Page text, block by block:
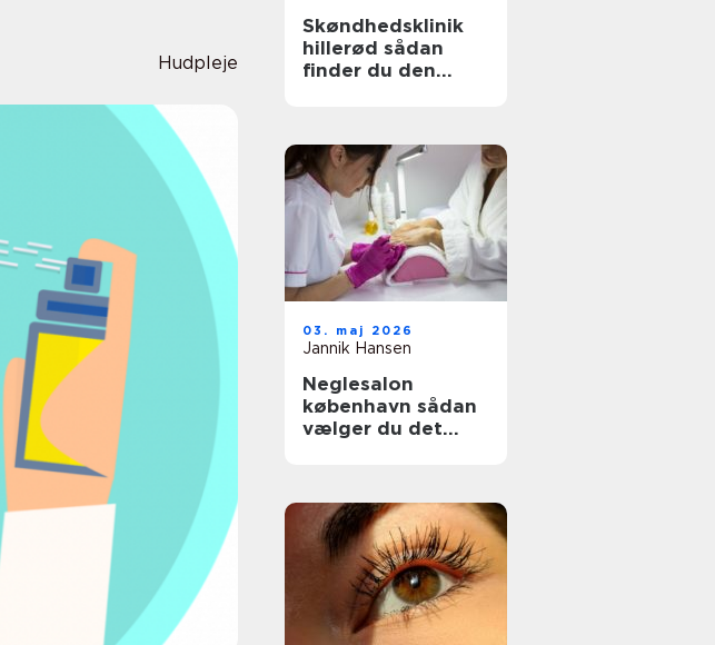
Hudpleje
Skøndhedsklinik
hillerød sådan
finder du den
03. maj 2026
Jannik Hansen
Neglesalon
københavn sådan
vælger du det